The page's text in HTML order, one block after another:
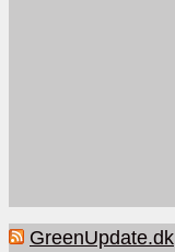
GreenUpdate.dk